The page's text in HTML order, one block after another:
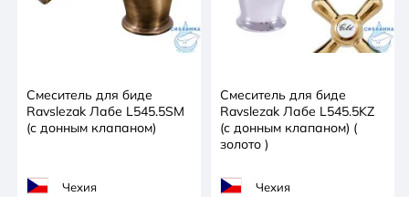
Смеситель для биде
Ravslezak Лабе L545.5SM
(с донным клапаном)
Чехия
Смеситель для биде
Ravslezak Лабе L545.5KZ
(с донным клапаном) (
золото )
Чехия